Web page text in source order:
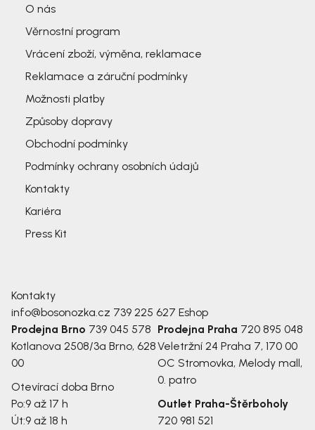
O nás
Věrnostní program
Vrácení zboží, výměna, reklamace
Reklamace a záruční podmínky
Možnosti platby
Způsoby dopravy
Obchodní podmínky
Podmínky ochrany osobních údajů
Kontakty
Kariéra
Press Kit
Kontakty
info@bosonozka.cz 739 225 627 Eshop
Prodejna Brno 739 045 578
Kotlanova 2508/3a Brno, 628
00
Otevírací doba Brno
Po:9 až 17 h
Út:9 až 18 h
Prodejna Praha 720 895 048
Veletržní 24 Praha 7, 170 00
OC Stromovka, Melody mall,
0. patro
Outlet Praha-Štěrboholy
720 981 521